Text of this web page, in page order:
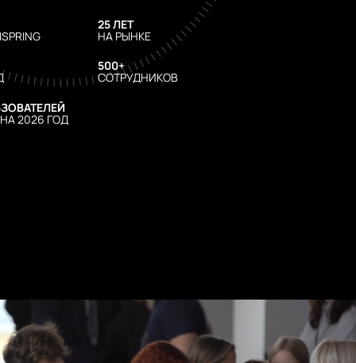
25 ЛЕТ
НА РЫНКЕ
500+
СОТРУДНИКОВ
НА 2026 ГОД